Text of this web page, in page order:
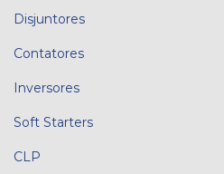
Disjuntores
Contatores
Inversores
Soft Starters
CLP